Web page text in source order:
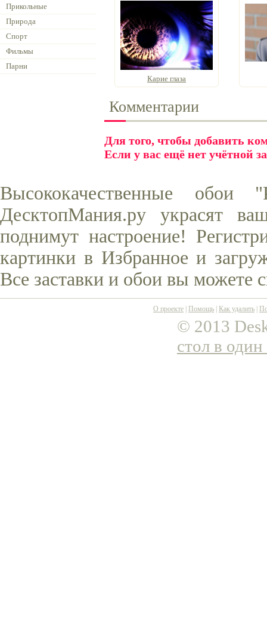
Прикольные
Природа
Спорт
Фильмы
Парни
Карие глаза
Комментарии
Для того, чтобы добавить
Если у вас ещё нет учётной
Высококачественные
ДесктопМания.ру украсят
поднимут настроение!
картинки в Избранное и
Все заставки и обои вы можете
О проекте Помощь Как удалить
© 2013
стол в